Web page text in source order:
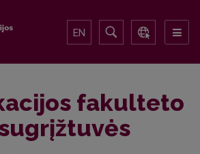
EN
fakulteto